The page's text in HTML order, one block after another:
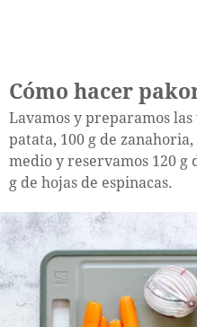
Cómo hacer
Lavamos y preparamos
patata, 100 g de
medio y reservamos 120 g
g de hojas de espinacas.